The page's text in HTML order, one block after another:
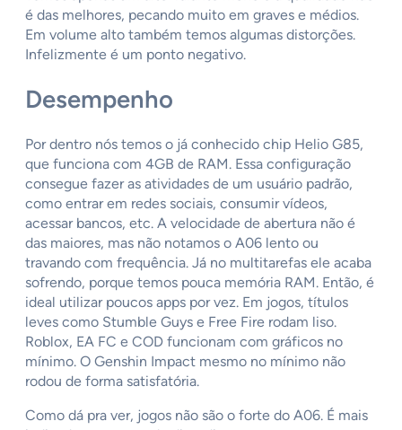
é das melhores, pecando muito em graves e médios.
Em volume alto também temos algumas distorções.
Infelizmente é um ponto negativo.
Desempenho
Por dentro nós temos o já conhecido chip Helio G85,
que funciona com 4GB de RAM. Essa configuração
consegue fazer as atividades de um usuário padrão,
como entrar em redes sociais, consumir vídeos,
acessar bancos, etc. A velocidade de abertura não é
das maiores, mas não notamos o A06 lento ou
travando com frequência. Já no multitarefas ele acaba
sofrendo, porque temos pouca memória RAM. Então, é
ideal utilizar poucos apps por vez. Em jogos, títulos
leves como Stumble Guys e Free Fire rodam liso.
Roblox, EA FC e COD funcionam com gráficos no
mínimo. O Genshin Impact mesmo no mínimo não
rodou de forma satisfatória.
Como dá pra ver, jogos não são o forte do A06. É mais